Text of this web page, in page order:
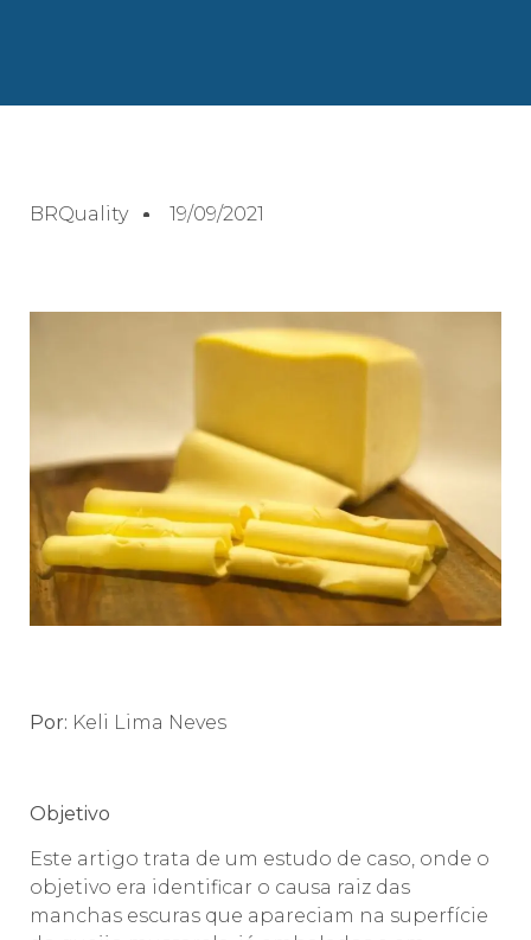
BRQuality 19/09/2021
Por: Keli Lima Neves
Objetivo
Este artigo trata de um estudo de caso, onde o
objetivo era identificar o causa raiz das
manchas escuras que apareciam na superfície